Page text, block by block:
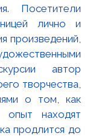
Посетители
лично и
произведений,
автор
творчества,
о том, как
опыт находят
продлится до